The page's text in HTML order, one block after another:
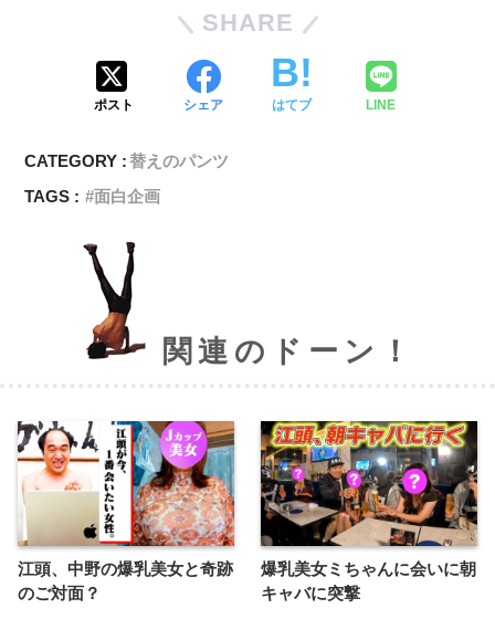
SHARE
ポスト シェア はてブ LINE
CATEGORY :替えのパンツ
TAGS :
面白企画
関連のドーン！
江頭、中野の爆乳美女と奇跡
のご対面？
爆乳美女ミちゃんに会いに朝
キャバに突撃